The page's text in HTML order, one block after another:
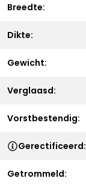
Breedte:
Dikte:
Gewicht:
Verglaasd:
Vorstbestendig:
Gerectificeerd:
Getrommeld: